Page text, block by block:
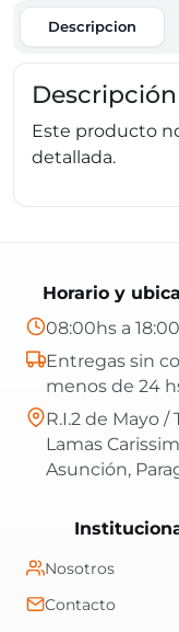
Descripcion
Descripción
Este producto
detallada.
Nosotros
Contacto
Horario y
08:00hs a
Entregas sin
menos de 24
R.I.2 de Mayo /
Lamas
Asunción,